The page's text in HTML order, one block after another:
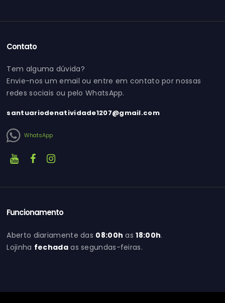
Contato
Tem alguma dúvida?
Envie-nos um email ou entre em contato por nossas
redes sociais ou pelo WhatsApp.
santuariodenatividade1207@gmail.com
WhatsApp
Funcionamento
Aberto diariamente das 08:00h as18:00h.
Lojinha fechadaas segundas-feiras.